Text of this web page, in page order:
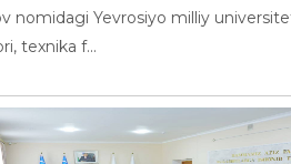
nomidagi Yevrosiyo milliy
texnika f...